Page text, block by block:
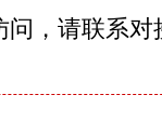
，请联系对